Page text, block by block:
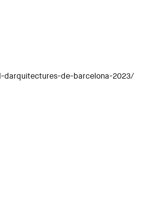
de-barcelona-2023/